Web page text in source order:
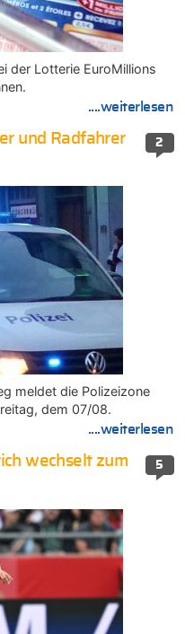
der Lotterie EuroMillions
....weiterlesen
2
und Radfahrer
meldet die Polizeizone
dem 07/08.
....weiterlesen
5
wechselt zum